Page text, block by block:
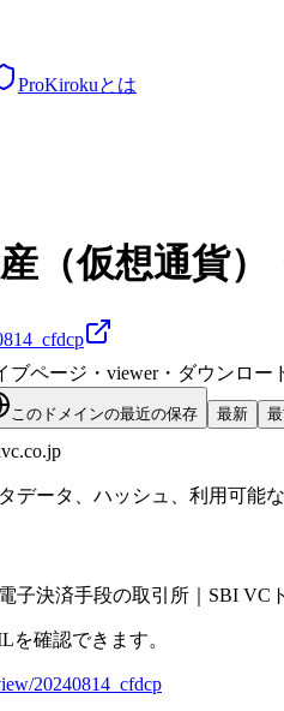
ProKirokuとは
（仮想通貨
ブページ・viewer・ダウンロー
このドメインの最近の保存 最新
データ、ハッシュ、利用可能
子決済手段の取引所｜SBI VC
確認できます。
20240814_cfdcp